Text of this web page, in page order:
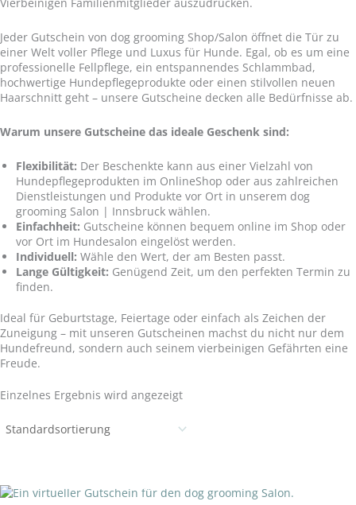
Jeder Gutschein von dog grooming Shop/Salon öffnet die Tür zu
einer Welt voller Pflege und Luxus für Hunde. Egal, ob es um eine
professionelle Fellpflege, ein entspannendes Schlammbad,
hochwertige Hundepflegeprodukte oder einen stilvollen neuen
Haarschnitt geht – unsere Gutscheine decken alle Bedürfnisse ab.
Warum unsere Gutscheine das ideale Geschenk sind:
Flexibilität: Der Beschenkte kann aus einer Vielzahl von
Hundepflegeprodukten im OnlineShop oder aus zahlreichen
Dienstleistungen und Produkte vor Ort in unserem dog
grooming Salon | Innsbruck wählen.
Einfachheit: Gutscheine können bequem online im Shop oder
vor Ort im Hundesalon eingelöst werden.
Individuell: Wähle den Wert, der am Besten passt.
Lange Gültigkeit: Genügend Zeit, um den perfekten Termin zu
finden.
Ideal für Geburtstage, Feiertage oder einfach als Zeichen der
Zuneigung – mit unseren Gutscheinen machst du nicht nur dem
Hundefreund, sondern auch seinem vierbeinigen Gefährten eine
Freude.
Einzelnes Ergebnis wird angezeigt